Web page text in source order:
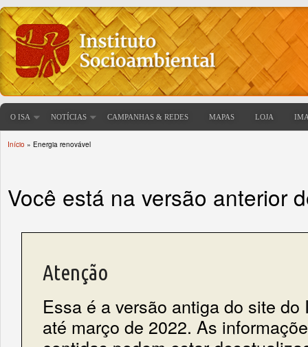
O ISA NOTÍCIAS CAMPANHAS & REDES MAPAS LOJA
Início » Energia renovável
Você está na versão anterior
Atenção
Essa é a versão antiga do site do
até março de 2022. As